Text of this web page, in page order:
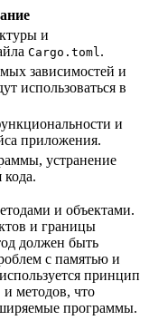
и
Cargo.toml.
зависимостей и
использоваться в
и
приложения.
устранение
и объектами.
и границы
должен быть
с памятью и
принцип
и методов, что
программы.